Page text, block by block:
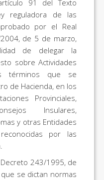
91 del Texto
reguladora de las
por el Real
de 5 de marzo,
de delegar la
sobre Actividades
términos que se
de Hacienda, en los
Provinciales,
Insulares,
y otras Entidades
por las
243/1995, de
se dictan normas